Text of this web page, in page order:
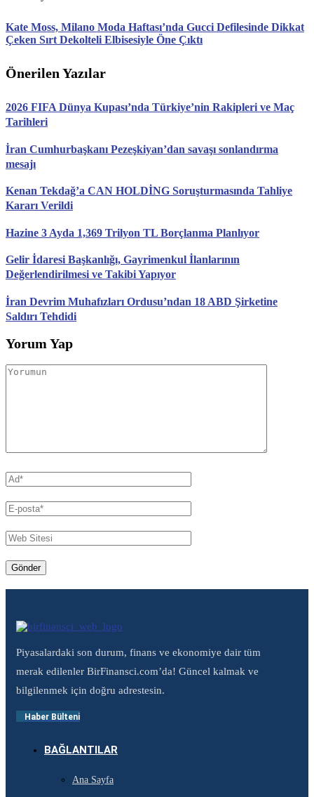
Kate Moss, Milano Moda Haftası’nda Gucci Defilesinde Dikkat
Çeken Sırt Dekolteli Elbisesiyle Öne Çıktı
Önerilen Yazılar
2026 FIFA Dünya Kupası’nda Türkiye’nin Rakipleri ve Maç
Tarihleri
İran Cumhurbaşkanı Pezeşkiyan’dan savaşı sonlandırma
mesajı
Kenan Tekdağ’a CAN HOLDİNG Soruşturmasında Tahliye
Kararı Verildi
Hazine 3 Ayda 1,369 Trilyon TL Borçlanma Planlıyor
Gelir İdaresi Başkanlığı, Gayrimenkul İlanlarının
Değerlendirilmesi ve Takibi Yapıyor
İran Devrim Muhafızları Ordusu’ndan 18 ABD Şirketine
Saldırı Tehdidi
Yorum Yap
Piyasalardaki son durum, finans ve ekonomiye dair tüm
merak edilenler BirFinansci.com’da! Güncel kalmak ve
bilgilenmek için doğru adrestesin.
Haber Bülteni
BAĞLANTILAR
Ana Sayfa